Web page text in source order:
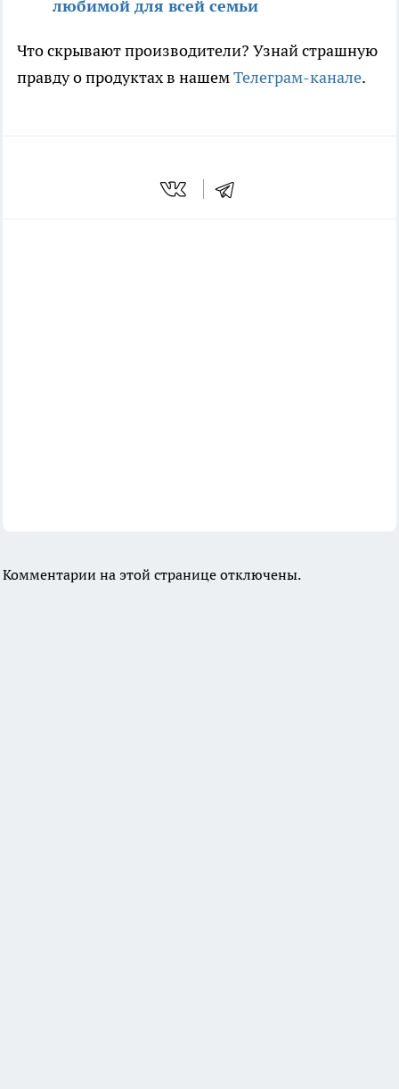
любимой для всей семьи
Что скрывают производители? Узнай страшную
правду о продуктах в нашемТелеграм-канале.
Комментарии на этой странице отключены.